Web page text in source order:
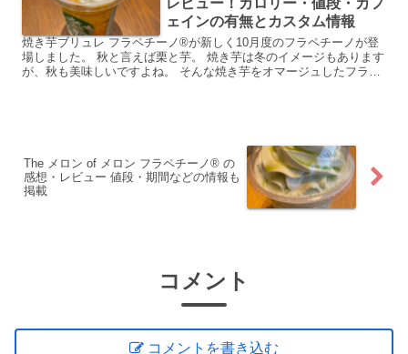
ェインの有無とカスタム情報
焼き芋ブリュレ フラペチーノ®が新しく10月度のフラペチーノが登
場しました。 秋と言えば栗と芋。 焼き芋は冬のイメージもあります
が、秋も美味しいですよね。 そんな焼き芋をオマージュしたフラペ
The メロン of メロン フラペチーノ® の
感想・レビュー 値段・期間などの情報も
掲載
コメント
コメントを書き込む